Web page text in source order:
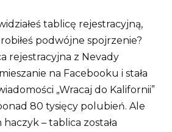
tablicę rejestracyjną,
podwójne spojrzenie?
rejestracyjna z Nevady
na Facebooku i stała
„Wracaj do Kalifornii”
80 tysięcy polubień. Ale
– tablica została